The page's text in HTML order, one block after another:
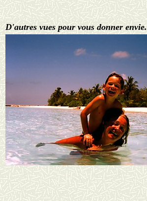
D'autres vues pour vous donner